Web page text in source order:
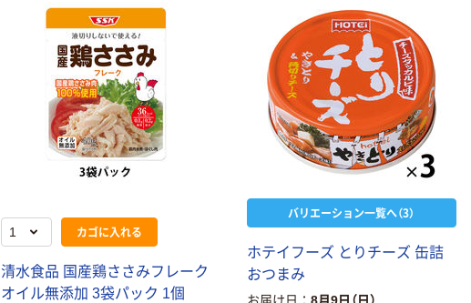
カゴに入れる
清水食品 国産鶏ささみフレーク
オイル無添加 3袋パック 1個
バリエーション一覧へ（3）
ホテイフーズ とりチーズ 缶詰
おつまみ
お届け日 8月9日（日）
ナ 青の洞窟 パ
スタソース
￥329~ （税込）